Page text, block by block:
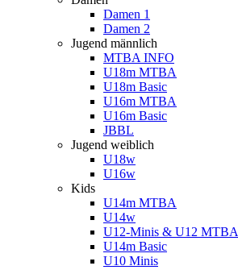
Damen 1
Damen 2
Jugend männlich
MTBA INFO
U18m MTBA
U18m Basic
U16m MTBA
U16m Basic
JBBL
Jugend weiblich
U18w
U16w
Kids
U14m MTBA
U14w
U12-Minis & U12 MTBA
U14m Basic
U10 Minis